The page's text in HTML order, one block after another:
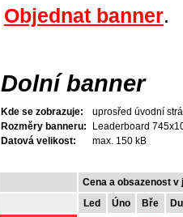
Objednat banner.
Dolní banner
Kde se zobrazuje:
uprosřed úvodní
Rozměry banneru:
Leaderboard
Datová velikost:
max. 150 kB
Cena a obsazenost
Led
Úno Bře